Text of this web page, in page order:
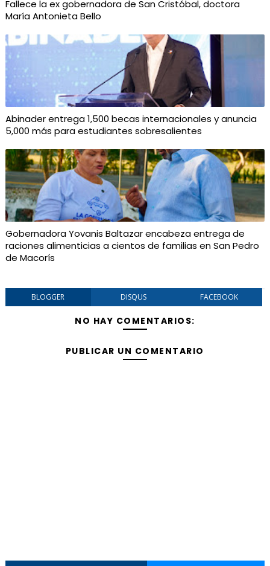
Fallece la ex gobernadora de San Cristóbal, doctora
María Antonieta Bello
Abinader entrega 1,500 becas internacionales y anuncia
5,000 más para estudiantes sobresalientes
Gobernadora Yovanis Baltazar encabeza entrega de
raciones alimenticias a cientos de familias en San Pedro
de Macorís
BLOGGER DISQUS FACEBOOK
NO HAY COMENTARIOS:
PUBLICAR UN COMENTARIO